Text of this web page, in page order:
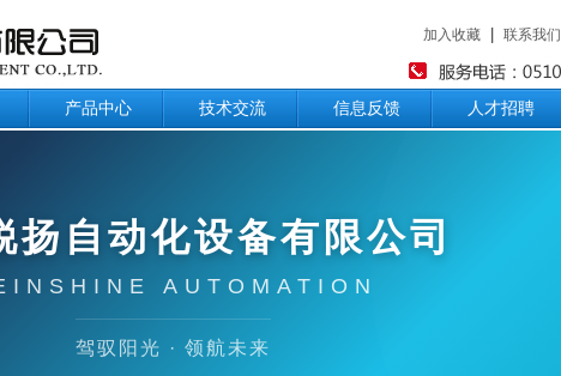
加入收藏 联系我们
产品中心 技术交流 信息反馈 人才招聘
扬自动化设备有限公司
AUTOMATION
驾驭阳光 · 领航未来